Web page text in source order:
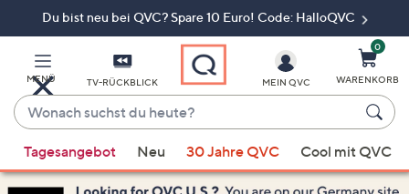
Du bist neu bei QVC? Spare 10 Euro! Code: HalloQVC
MENÜ TV-RÜCKBLICK
Wonach
suchst
du
heute?
Vorschläge
verfügbar
MEIN QVC
0
WARENKORB
Tagesangebot Neu 30 Jahre QVC Cool mit QVC